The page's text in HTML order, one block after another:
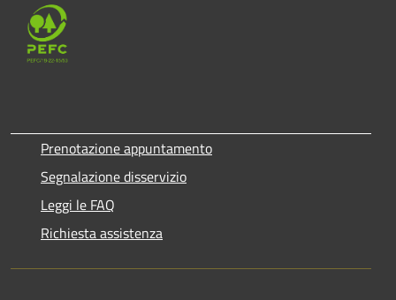
Prenotazione appuntamento
Segnalazione disservizio
Leggi le FAQ
Richiesta assistenza